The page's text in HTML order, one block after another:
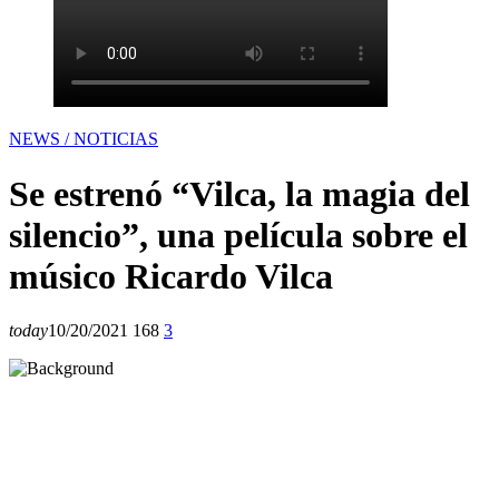
NEWS / NOTICIAS
Se estrenó “Vilca, la magia del
silencio”, una película sobre el
músico Ricardo Vilca
today10/20/2021 168 3